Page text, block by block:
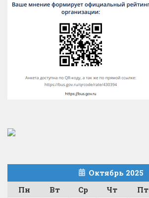
Октябрь 2025
Пн
Вт Ср Чт Пт